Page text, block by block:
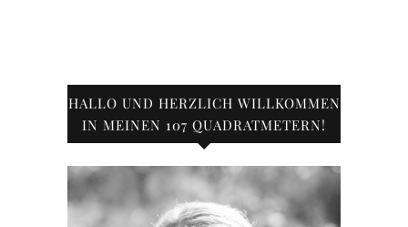
HALLO UND HERZLICH WILLKOMMEN
IN MEINEN 107 QUADRATMETERN!